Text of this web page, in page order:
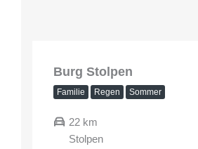
Burg Stolpen
Familie Regen Sommer
22 km
Stolpen